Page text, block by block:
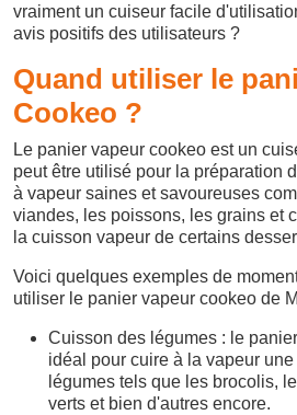
vraiment un cuiseur facile
avis positifs des utilisateurs ?
Quand utiliser le
Cookeo ?
Le panier vapeur cookeo est un
peut être utilisé pour la préparation
à vapeur saines et savoureuses
viandes, les poissons, les grains et
la cuisson vapeur de certains
Voici quelques exemples de
utiliser le panier vapeur cookeo de
Cuisson des légumes : le
idéal pour cuire à la vapeur
légumes tels que les brocolis,
verts et bien d'autres encore.